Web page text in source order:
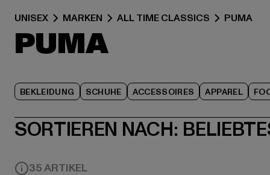
UNISEX MARKEN ALL TIME CLASSICS PUMA
PUMA
BEKLEIDUNG SCHUHE ACCESSOIRES APPAREL
SORTIEREN NACH:
35 ARTIKEL